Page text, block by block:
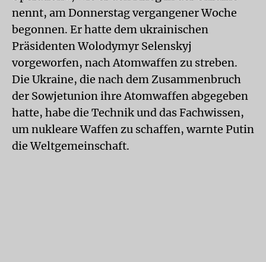
nennt, am Donnerstag vergangener Woche
begonnen. Er hatte dem ukrainischen
Präsidenten Wolodymyr Selenskyj
vorgeworfen, nach Atomwaffen zu streben.
Die Ukraine, die nach dem Zusammenbruch
der Sowjetunion ihre Atomwaffen abgegeben
hatte, habe die Technik und das Fachwissen,
um nukleare Waffen zu schaffen, warnte Putin
die Weltgemeinschaft.